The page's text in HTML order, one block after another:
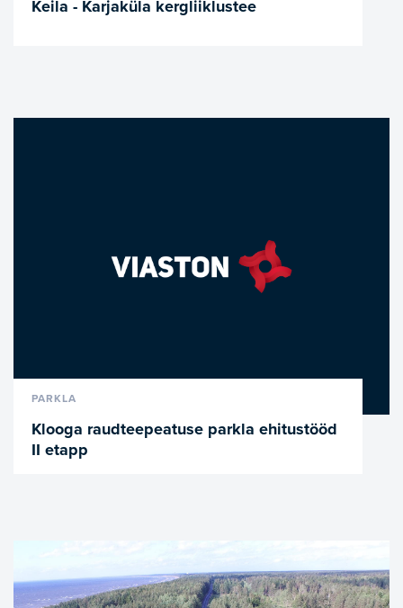
Keila - Karjaküla kergliiklustee
PARKLA
Klooga raudteepeatuse parkla ehitustööd
II etapp